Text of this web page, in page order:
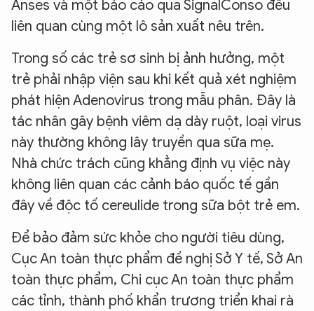
Anses và một báo cáo qua SignalConso đều
liên quan cùng một lô sản xuất nêu trên.
Trong số các trẻ sơ sinh bị ảnh hưởng, một
trẻ phải nhập viện sau khi kết quả xét nghiệm
phát hiện Adenovirus trong mẫu phân. Đây là
tác nhân gây bệnh viêm dạ dày ruột, loại virus
này thường không lây truyền qua sữa mẹ.
Nhà chức trách cũng khẳng định vụ việc này
không liên quan các cảnh báo quốc tế gần
đây về độc tố cereulide trong sữa bột trẻ em.
Để bảo đảm sức khỏe cho người tiêu dùng,
Cục An toàn thực phẩm đề nghị Sở Y tế, Sở An
toàn thực phẩm, Chi cục An toàn thực phẩm
các tỉnh, thành phố khẩn trương triển khai rà